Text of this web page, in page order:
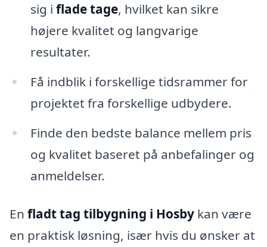
sig i flade tage, hvilket kan sikre
højere kvalitet og langvarige
resultater.
Få indblik i forskellige tidsrammer for
projektet fra forskellige udbydere.
Finde den bedste balance mellem pris
og kvalitet baseret på anbefalinger og
anmeldelser.
En fladt tag tilbygning i Hosby kan være
en praktisk løsning, især hvis du ønsker at